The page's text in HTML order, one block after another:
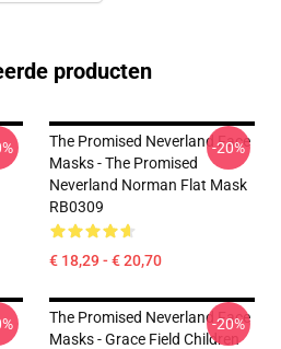
producten
The Promised Neverland Face
Masks - The Promised
Neverland Norman Flat Mask
RB0309
€ 18,29 - € 20,70
-20%
The Promised Neverland Face
Masks - Grace Field Children
-20%